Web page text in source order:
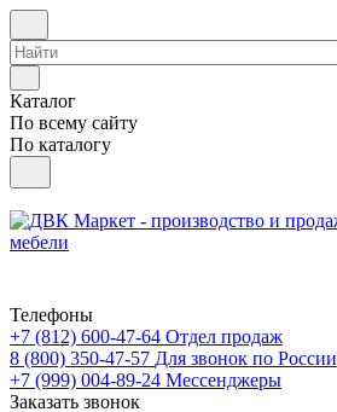
Каталог
По всему сайту
По каталогу
Телефоны
+7 (812) 600-47-64 Отдел продаж
8 (800) 350-47-57 Для звонок по России
+7 (999) 004-89-24 Мессенджеры
Заказать звонок